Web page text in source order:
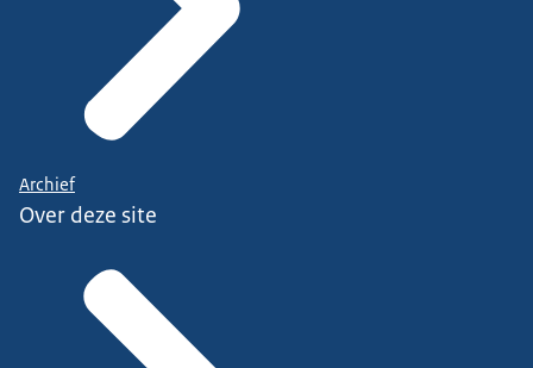
Archief
Over deze site